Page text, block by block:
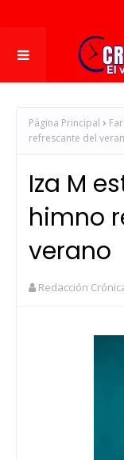
Página Principal
refrescante del
Iza M
himno
verano
Redacción